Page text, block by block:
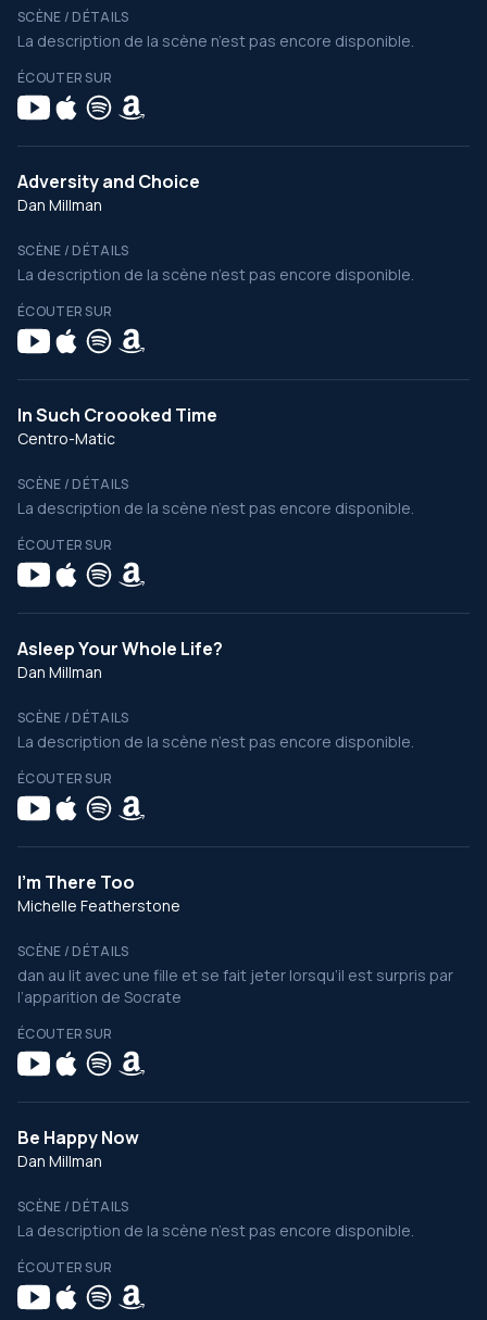
SCÈNE / DÉTAILS
La description de la scène n’est pas encore disponible.
ÉCOUTER SUR
Adversity and Choice
Dan Millman
SCÈNE / DÉTAILS
La description de la scène n’est pas encore disponible.
ÉCOUTER SUR
In Such Croooked Time
Centro-Matic
SCÈNE / DÉTAILS
La description de la scène n’est pas encore disponible.
ÉCOUTER SUR
Asleep Your Whole Life?
Dan Millman
SCÈNE / DÉTAILS
La description de la scène n’est pas encore disponible.
ÉCOUTER SUR
I'm There Too
Michelle Featherstone
SCÈNE / DÉTAILS
dan au lit avec une fille et se fait jeter lorsqu’il est surpris par
l’apparition de Socrate
ÉCOUTER SUR
Be Happy Now
Dan Millman
SCÈNE / DÉTAILS
La description de la scène n’est pas encore disponible.
ÉCOUTER SUR